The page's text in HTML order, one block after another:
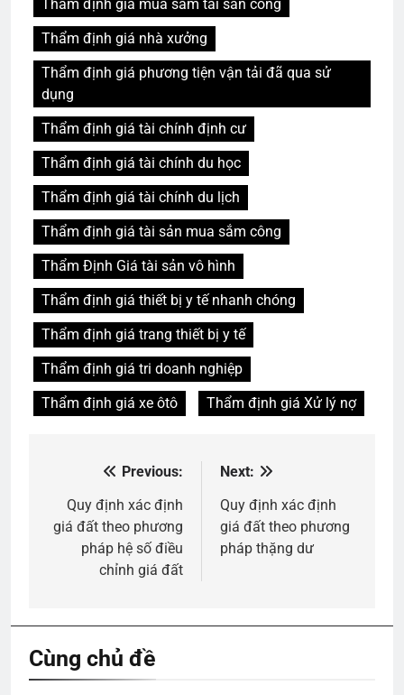
Thẩm định giá mua sắm tài sản công
Thẩm định giá nhà xưởng
Thẩm định giá phương tiện vận tải đã qua sử
dụng
Thẩm định giá tài chính định cư
Thẩm định giá tài chính du học
Thẩm định giá tài chính du lịch
Thẩm định giá tài sản mua sắm công
Thẩm Định Giá tài sản vô hình
Thẩm định giá thiết bị y tế nhanh chóng
Thẩm định giá trang thiết bị y tế
Thẩm định giá tri doanh nghiệp
Thẩm định giá xe ôtô
Thẩm định giá Xử lý nợ
hướng
bài
Previous:
Quy định xác định
giá đất theo phương
pháp hệ số điều
chỉnh giá đất
Next:
Quy định xác định
giá đất theo phương
pháp thặng dư
Cùng chủ đề